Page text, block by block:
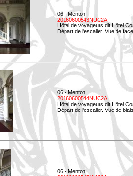
06 - Menton
20160600543NUC2A
Hôtel de voyageurs dit Hôtel
Départ de l'escalier. Vue de
06 - Menton
20160600544NUC2A
Hôtel de voyageurs dit Hôtel
Départ de l'escalier. Vue de
06 - Menton